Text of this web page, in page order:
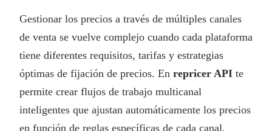
Gestionar los precios a través de múltiples canales
de venta se vuelve complejo cuando cada plataforma
tiene diferentes requisitos, tarifas y estrategias
óptimas de fijación de precios. En repricer API te
permite crear flujos de trabajo multicanal
inteligentes que ajustan automáticamente los precios
en función de reglas específicas de cada canal,